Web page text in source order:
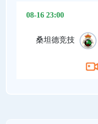
08-16 23:00
桑坦德竞技